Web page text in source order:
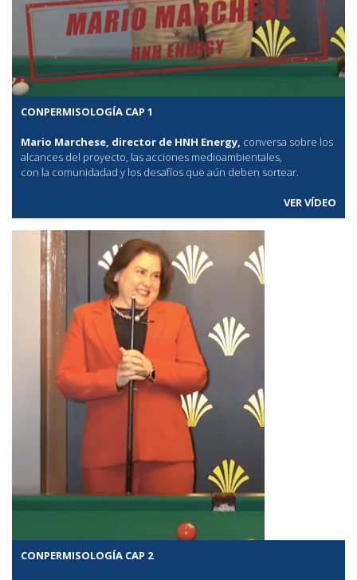
CONPERMISOLOGÍA CAP 1
Mario Marchese, director de HNH Energy, conversa sobre los
alcances del proyecto, las acciones medioambientales,
con la comunidadad y los desafíos que aún deben sortear.
VER VÍDEO
CONPERMISOLOGÍA CAP 2